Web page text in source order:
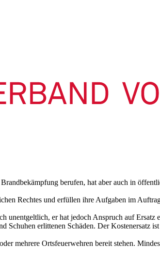
berufen, hat aber auch in
Rechtes und erfüllen ihre Aufgaben im
er hat jedoch Anspruch auf Ersatz
erlittenen Schäden. Der Kostenersatz
mehrere Ortsfeuerwehren bereit stehen.